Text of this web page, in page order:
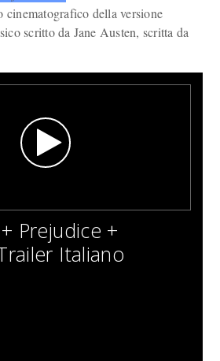
cinematografico della versione
scritto da Jane Austen, scritta da
Prejudice +
Italiano